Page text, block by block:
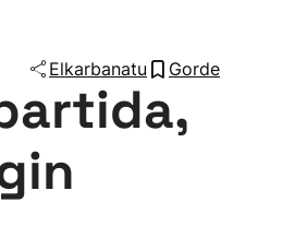
Elkarbanatu Gorde